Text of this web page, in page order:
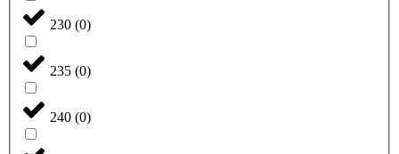
230 (0)
235 (0)
240 (0)